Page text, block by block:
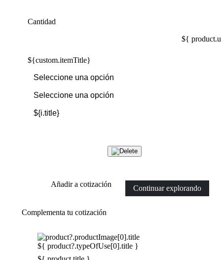
Cantidad
${
${custom.itemTitle}
Añadir a cotización Continuar explorando
Complementa tu cotización
${ product?.typeOfUse[0].title }